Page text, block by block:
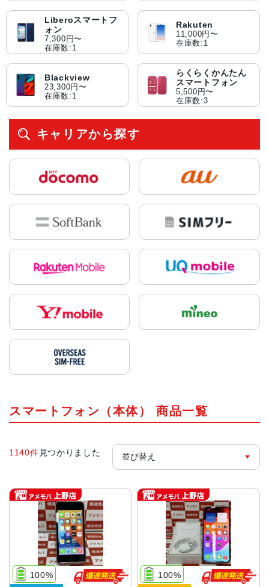
Liberoスマートフ
ォン
7,300円〜
在庫数:1
Rakuten
11,000円〜
在庫数:1
Blackview
23,300円〜
在庫数:1
らくらくかんたん
スマートフォン
5,500円〜
在庫数:3
キャリアから探す
スマートフォン（本体） 商品一覧
1140件 見つかりました
100% 100%